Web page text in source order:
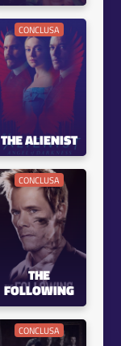
CONCLUSA
THE ALIENIST
CONCLUSA
THE
FOLLOWING
CONCLUSA